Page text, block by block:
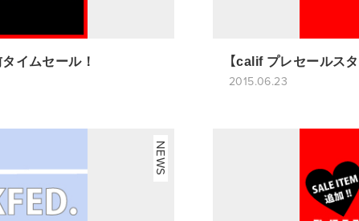
イムセール！ 【calif プレセールスタ
2015.06.23
NEWS